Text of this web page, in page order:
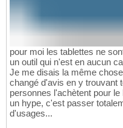
pour moi les tablettes ne
un outil qui n'est en aucun
Je me disais la même
changé d'avis en y trouvant
personnes l'achètent pour
un hype, c'est passer
d'usages...